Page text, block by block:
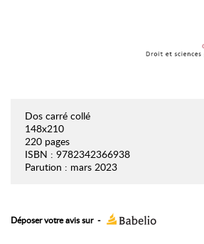
Dos carré collé
148x210
220 pages
ISBN : 9782342366938
Parution : mars 2023
Déposer votre avis sur -